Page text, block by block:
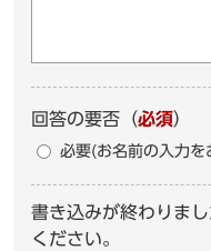
回答の要否 （必須）
必要(お名前の入力を
書き込みが終わりま
ください。